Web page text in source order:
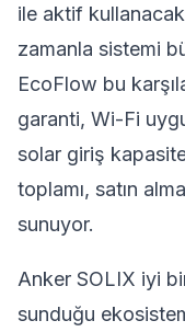
ile aktif
zamanla sistemi
EcoFlow bu
garanti, Wi-Fi
solar giriş
toplamı, satın
sunuyor.
Anker SOLIX iyi
sunduğu